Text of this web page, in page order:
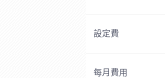
設定費
每月費用